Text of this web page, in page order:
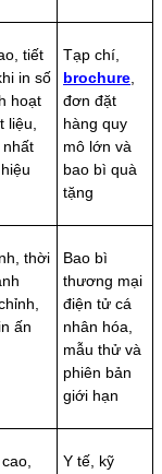
tiết
in số
hoạt
liệu,
Tạp chí,
brochure,
đơn đặt
hàng quy
mô lớn và
bao bì quà
tặng
thời
ấn
Bao bì
thương mại
điện tử cá
nhân hóa,
mẫu thử và
phiên bản
giới hạn
Y tế, kỹ